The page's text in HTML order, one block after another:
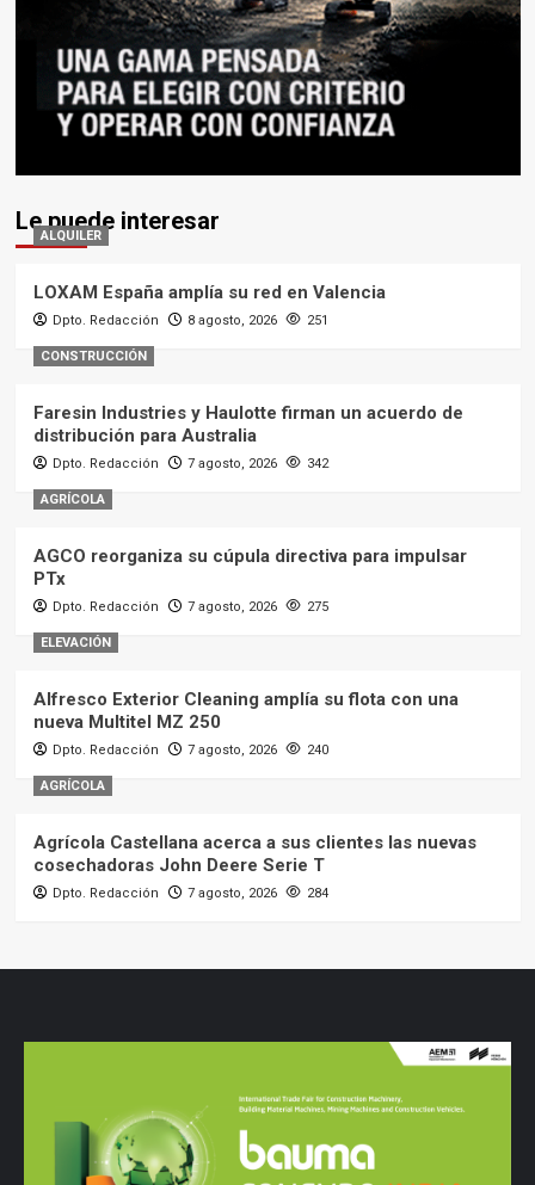
Le puede interesar
ALQUILER
LOXAM España amplía su red en Valencia
Dpto. Redacción 8 agosto, 2026 251
CONSTRUCCIÓN
Faresin Industries y Haulotte firman un acuerdo de
distribución para Australia
Dpto. Redacción 7 agosto, 2026 342
AGRÍCOLA
AGCO reorganiza su cúpula directiva para impulsar
PTx
Dpto. Redacción 7 agosto, 2026 275
ELEVACIÓN
Alfresco Exterior Cleaning amplía su flota con una
nueva Multitel MZ 250
Dpto. Redacción 7 agosto, 2026 240
AGRÍCOLA
Agrícola Castellana acerca a sus clientes las nuevas
cosechadoras John Deere Serie T
Dpto. Redacción 7 agosto, 2026 284